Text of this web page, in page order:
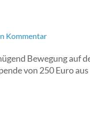
Kommentar
der
VR
Bewegung auf
von 250 Euro